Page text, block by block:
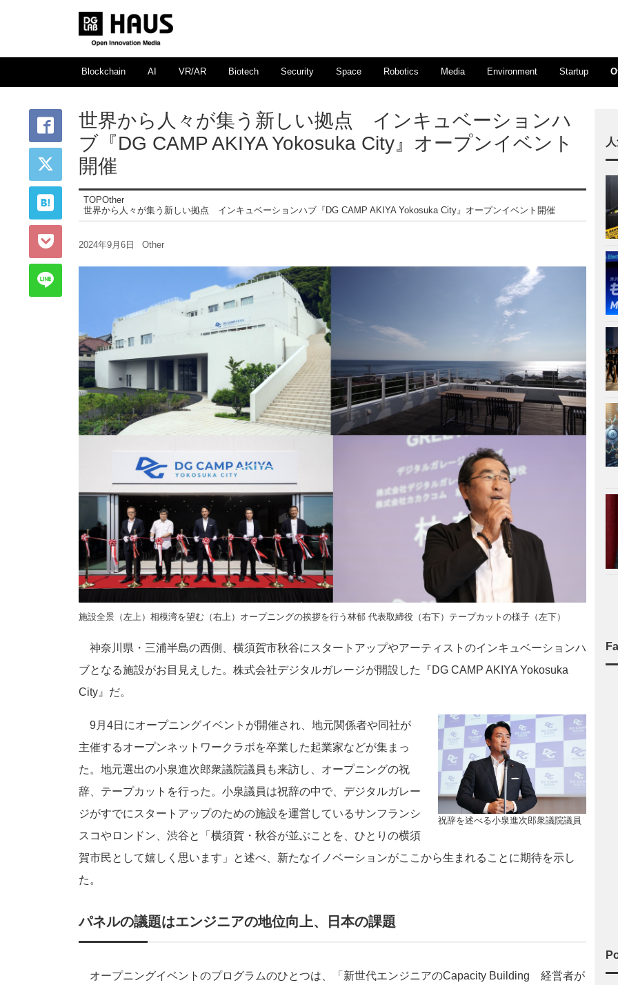
Blockchain AI VR/AR Biotech Security Space Robotics Media Environment Startup
世界から人々が集う新しい拠点 インキュベーションハ
ブ『DG CAMP AKIYA Yokosuka City』オープンイベント
開催
TOPOther
世界から人々が集う新しい拠点 インキュベーションハブ『DG CAMP AKIYA Yokosuka City』オープンイベント開催
2024年9月6日 Other
施設全景（左上）相模湾を望む（右上）オープニングの挨拶を行う林郁 代表取締役（右下）テープカットの様子（左下）
神奈川県・三浦半島の西側、横須賀市秋谷にスタートアップやアーティストのインキュベーションハ
ブとなる施設がお目見えした。株式会社デジタルガレージが開設した『DG CAMP AKIYA Yokosuka
City』だ。
祝辞を述べる小泉進次郎衆議院議員
9月4日にオープニングイベントが開催され、地元関係者や同社が
主催するオープンネットワークラボを卒業した起業家などが集まっ
た。地元選出の小泉進次郎衆議院議員も来訪し、オープニングの祝
辞、テープカットを行った。小泉議員は祝辞の中で、デジタルガレー
ジがすでにスタートアップのための施設を運営しているサンフランシ
スコやロンドン、渋谷と「横須賀・秋谷が並ぶことを、ひとりの横須
賀市民として嬉しく思います」と述べ、新たなイノベーションがここから生まれることに期待を示し
た。
パネルの議題はエンジニアの地位向上、日本の課題
オープニングイベントのプログラムのひとつは、「新世代エンジニアのCapacity Building 経営者が